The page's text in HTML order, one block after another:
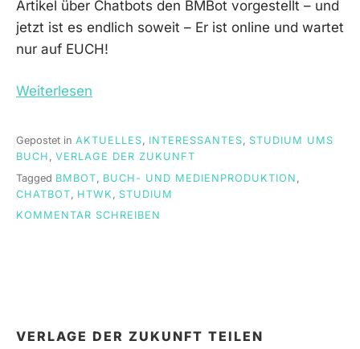
Artikel über Chatbots den BMBot vorgestellt – und
jetzt ist es endlich soweit – Er ist online und wartet
nur auf EUCH!
Weiterlesen
Gepostet in AKTUELLES, INTERESSANTES, STUDIUM UMS
BUCH , VERLAGE DER ZUKUNFT
Tagged BMBOT, BUCH- UND MEDIENPRODUKTION ,
CHATBOT, HTWK , STUDIUM
KOMMENTAR SCHREIBEN
VERLAGE DER ZUKUNFT TEILEN